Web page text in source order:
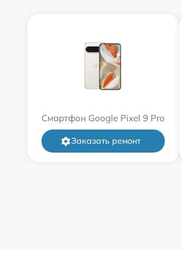
Смартфон Google Pixel 9 Pro
Заказать ремонт